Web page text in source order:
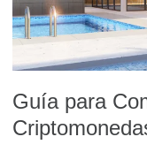
Guía para
España